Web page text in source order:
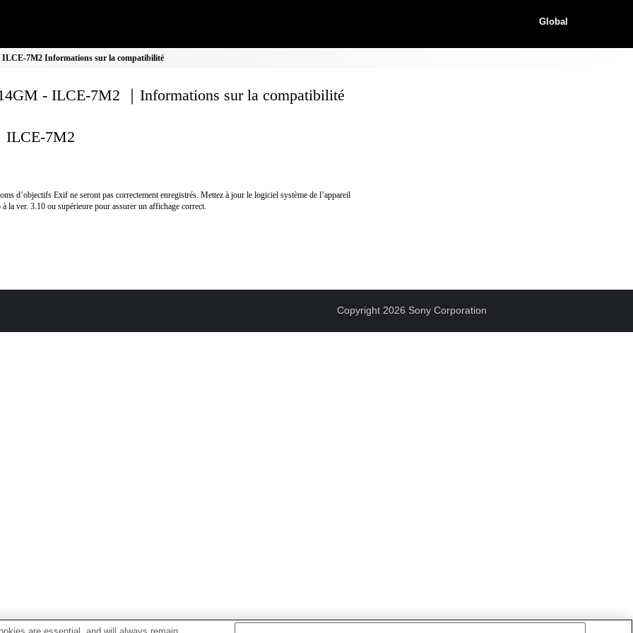
Global
ILCE-7M2 Informations sur la compatibilité
- ILCE-7M2 ｜Informations sur la compatibilité
ILCE-7M2
d’objectifs Exif ne seront pas correctement enregistrés. Mettez à jour le logiciel système de l’appareil
à la ver. 3.10 ou supérieure pour assurer un affichage correct.
Copyright 2026 Sony Corporation